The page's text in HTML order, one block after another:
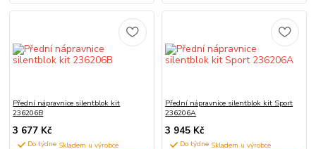
Přední nápravnice silentblok kit
236206B
3 677 Kč
Do týdne
Přední nápravnice silentblok kit Sport
236206A
3 945 Kč
Do týdne